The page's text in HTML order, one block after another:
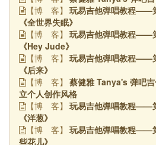
【博 客】
玩易吉他弹唱教程——
《全世界失眠》
【博 客】
玩易吉他弹唱教程——
《Hey Jude》
【博 客】
玩易吉他弹唱教程——
《后来》
【博 客】
蔡健雅 Tanya's 弹吧
立个人创作风格
【博 客】
玩易吉他弹唱教程——
《洋葱》
【博 客】
玩易吉他弹唱教程——
些花儿》